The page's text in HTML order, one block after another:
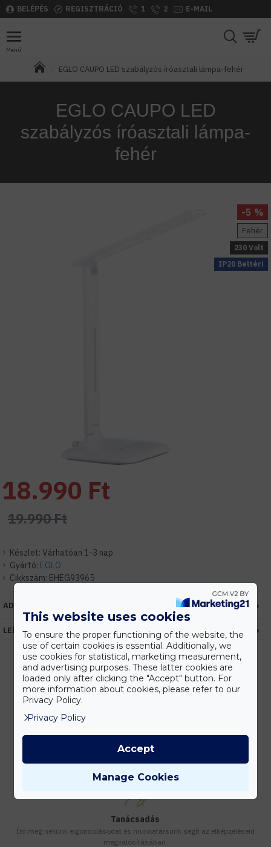
BELÉPÉS REGISZTRÁCIÓ 1 2 E-MAIL
EGLO CAUPO LED szabályzós íróasztali lámpa-fehér
EGLO CAUPO LED
szabályzós íróasztali lámpa-
fehér
IP20 Beltéri
Fehér
230 Volt
-5 %
Készlet: Várhatóan 1-3 nap
Gyártó: EGLO
Cikkszám: EHEG93965
18.990 Ft
19.990 Ft
ADATOK
LEÍRÁS
Kedvezmények
Vásárolj nagyobb mennyiségben és megadjuk a legjobb gyártói árakat.
Gyors kiszállítás
Készleten lévő termékeinket akár 24 órán belül megkaphatod!
Tanácsadás
Írd meg nekünk elgondolásodat és munkatársunk segít az elképzeléseid
megvalósításában.
This website uses cookies
To ensure the proper functioning of the website, the
use of certain cookies is essential. Additionally, we
use cookies for statistical, marketing measurement,
and advertising purposes. These latter cookies are
loaded only after clicking the "Accept" button. For
more information about cookies, please refer to our
Privacy Policy.
Privacy Policy
Manage Cookies
Accept